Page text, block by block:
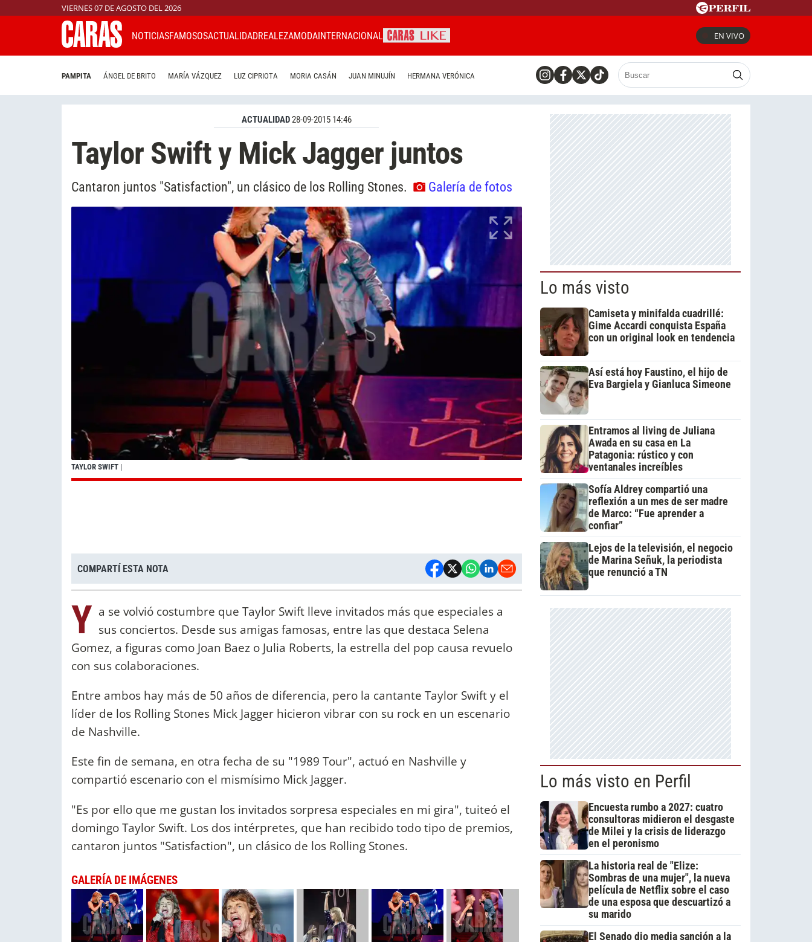
VIERNES 07 DE AGOSTO DEL 2026
NOTICIASFAMOSOSACTUALIDADREALEZAMODAINTERNACIONAL EN VIVO
PAMPITA ÁNGEL DE BRITO MARÍA VÁZQUEZ LUZ CIPRIOTA MORIA CASÁN JUAN MINUJÍN HERMANA VERÓNICA
ACTUALIDAD28-09-2015 14:46
Taylor Swift y Mick Jagger juntos
Cantaron juntos "Satisfaction", un clásico de los Rolling Stones. Galería de fotos
TAYLOR SWIFT |
COMPARTÍ ESTA NOTA
Y a se volvió costumbre que Taylor Swift lleve invitados más que especiales a
sus conciertos. Desde sus amigas famosas, entre las que destaca Selena
Gomez, a figuras como Joan Baez o Julia Roberts, la estrella del pop causa revuelo
con sus colaboraciones.
Entre ambos hay más de 50 años de diferencia, pero la cantante Taylor Swift y el
líder de los Rolling Stones Mick Jagger hicieron vibrar con su rock en un escenario
de Nashville.
Este fin de semana, en otra fecha de su "1989 Tour", actuó en Nashville y
compartió escenario con el mismísimo Mick Jagger.
"Es por ello que me gustan los invitados sorpresa especiales en mi gira", tuiteó el
domingo Taylor Swift. Los dos intérpretes, que han recibido todo tipo de premios,
cantaron juntos "Satisfaction", un clásico de los Rolling Stones.
GALERÍA DE IMÁGENES
Lo más visto
Camiseta y minifalda cuadrillé:
Gime Accardi conquista España
con un original look en tendencia
Así está hoy Faustino, el hijo de
Eva Bargiela y Gianluca Simeone
Entramos al living de Juliana
Awada en su casa en La
Patagonia: rústico y con
ventanales increíbles
Sofía Aldrey compartió una
reflexión a un mes de ser madre
de Marco: “Fue aprender a
confiar”
Lejos de la televisión, el negocio
de Marina Señuk, la periodista
que renunció a TN
Lo más visto en Perfil
Encuesta rumbo a 2027: cuatro
consultoras midieron el desgaste
de Milei y la crisis de liderazgo
en el peronismo
La historia real de "Elize:
Sombras de una mujer", la nueva
película de Netflix sobre el caso
de una esposa que descuartizó a
su marido
El Senado dio media sanción a la